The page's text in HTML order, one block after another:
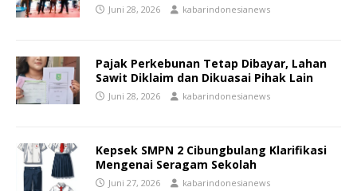
Juni 28, 2026 kabarindonesianews
Pajak Perkebunan Tetap Dibayar, Lahan
Sawit Diklaim dan Dikuasai Pihak Lain
Juni 28, 2026 kabarindonesianews
Kepsek SMPN 2 Cibungbulang Klarifikasi
Mengenai Seragam Sekolah
Juni 27, 2026 kabarindonesianews